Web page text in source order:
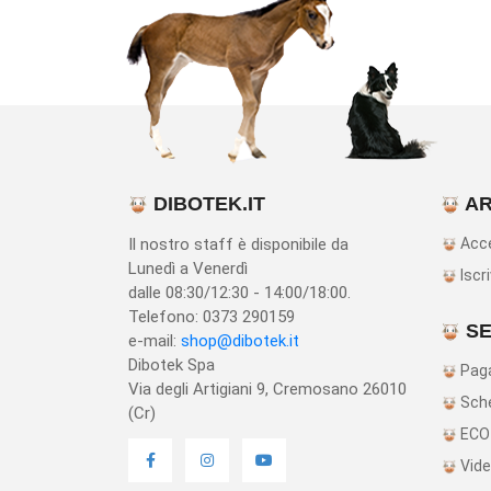
DIBOTEK.IT
Il nostro staff è disponibile da
Lunedì a Venerdì
dalle 08:30/12:30 - 14:00/18:00.
Telefono: 0373 290159
e-mail: shop@dibotek.it
Dibotek Spa
Via degli Artigiani 9, Cremosano 26010
(Cr)